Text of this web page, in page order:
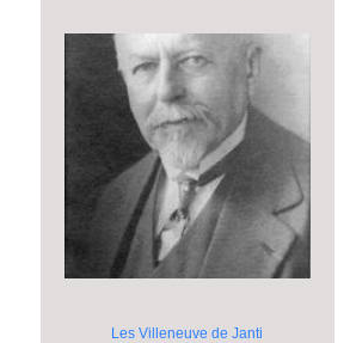
Les Villeneuve de Janti